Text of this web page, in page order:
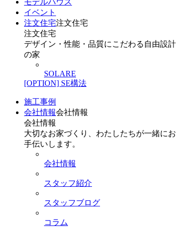
イベント
注文住宅注文住宅
注文住宅
デザイン・性能・品質にこだわる自由設計
の家
SOLARE
[OPTION] SE構法
施工事例
会社情報会社情報
会社情報
大切なお家づくり、わたしたちが一緒にお
手伝いします。
会社情報
スタッフ紹介
スタッフブログ
コラム